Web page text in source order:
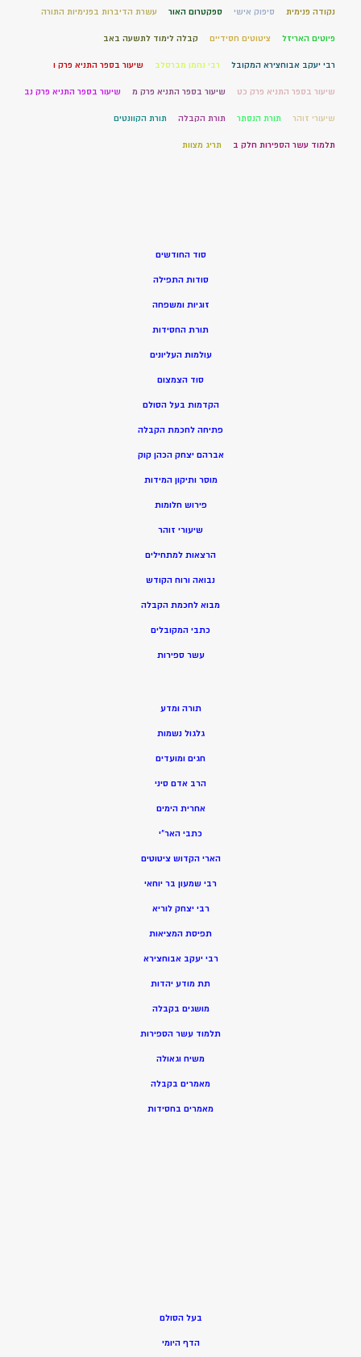
נקודה פנימית סיפוק אישי ספקטרום האור עשרת הדיברות בפנימיות התורה
פיוטים האריזל ציטוטים חסידיים קבלה לימוד לתשעה באב
רבי יעקב אבוחצירא המקובל רבי נחמן מברסלב שיעור בספר התניא פרק ו
שיעור בספר התניא פרק כט שיעור בספר התניא פרק מ שיעור בספר התניא פרק נב
שיעורי זוהר תורת הנסתר תורת הקבלה תורת הקוונטים
תלמוד עשר הספירות חלק ב תריג מצוות
סוד החודשים
סודות התפילה
זוגיות ומשפחה
תורת החסידות
עולמות העליונים
סוד הצמצום
הקדמות בעל הסולם
פתיחה לחכמת הקבלה
אברהם יצחק הכהן קוק
מוסר ותיקון המידות
פירוש חלומות
שיעורי זוהר
הרצאות למתחילים
נבואה ורוח הקודש
מבוא לחכמת הקבלה
כתבי המקובלים
עשר ספירות
תורה ומדע
גלגול נשמות
חגים ומועדים
הרב אדם סיני
אחרית הימים
כתבי האר”י
הארי הקדוש ציטוטים
רבי שמעון בר יוחאי
רבי יצחק לוריא
תפיסת המציאות
רבי יעקב אבוחצירא
תת מודע יהדות
מושגים בקבלה
תלמוד עשר הספירות
משיח וגאולה
מאמרים בקבלה
מאמרים בחסידות
בעל הסולם
הדף היומי